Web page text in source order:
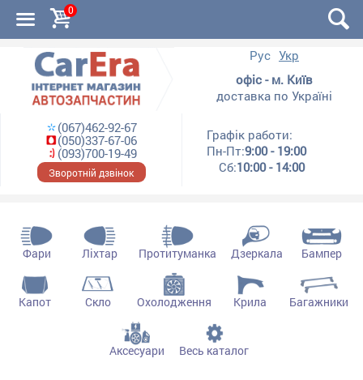
0
Рус Укр
офіс - м. Київ
доставка по Україні
(067)462-92-67
(050)337-67-06
(093)700-19-49
Зворотній дзвінок
Графік работи:
Пн-Пт:9:00 - 19:00
Сб:10:00 - 14:00
Фари Ліхтар Протитуманка Дзеркала Бампер
Капот Скло Охолодження Крила Багажники
Аксесуари Весь каталог